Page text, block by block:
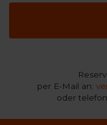
per E-Mail an:
oder